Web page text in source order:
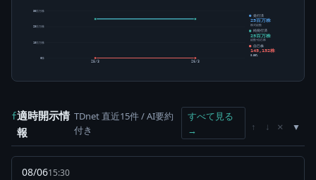
0株
10百万株
20百万株
30百万株
25/3 26/3
発行済
25百万株
株式総数
純発行済
25百万株
総数-自己株
自己株
145,152株
0.58%
f適時開示情
報
TDnet 直近15件 / AI要約
付き
すべて見る
→
↑ ↓ ×
08/0615:30